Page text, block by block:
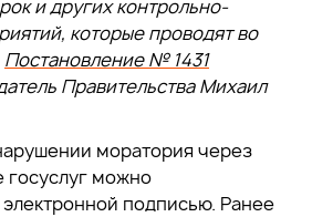
и других контрольно-
которые проводят во
Постановление № 1431
Правительства Михаил
моратория через
госуслуг можно
подписью. Ранее